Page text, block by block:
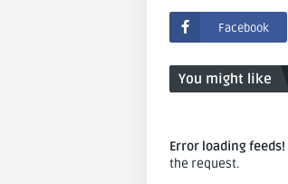
Facebook
You might like
Error loading feeds!
the request.